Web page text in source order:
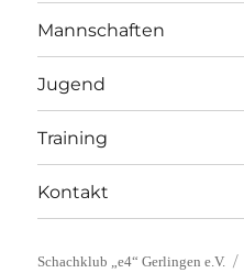
Mannschaften
Jugend
Training
Kontakt
Schachklub „e4“ Gerlingen e.V.